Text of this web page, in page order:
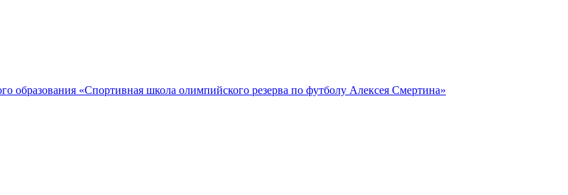
образования «Спортивная школа олимпийского резерва по футболу Алексея Смертина»